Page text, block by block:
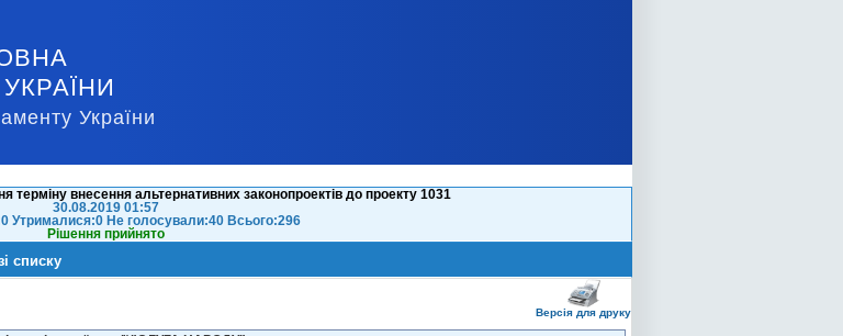
України
терміну внесення альтернативних законопроектів до проекту 1031
30.08.2019 01:57
Утрималися:0 Не голосували:40 Всього:296
Рішення прийнято
списку
Версія для друку